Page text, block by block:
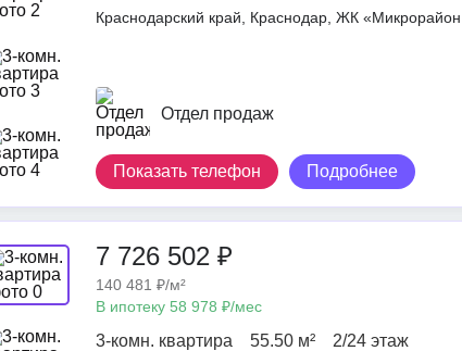
Краснодарский край, Краснодар, ЖК
Отдел продаж
Показать телефон Подробнее
7 726 502 ₽
140 481 ₽/м²
В ипотеку 58 978 ₽/мес
3-комн. квартира 55.50 м² 2/24 этаж